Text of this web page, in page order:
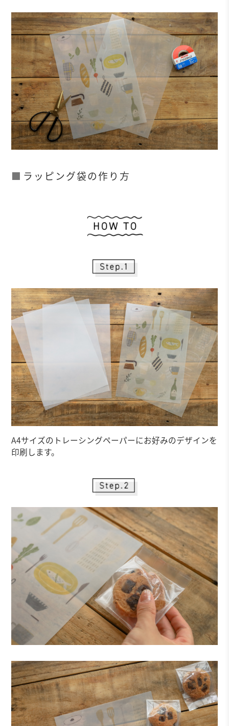
ラッピング袋の作り方
A4サイズのトレーシングペーパーにお好みのデザインを
印刷します。